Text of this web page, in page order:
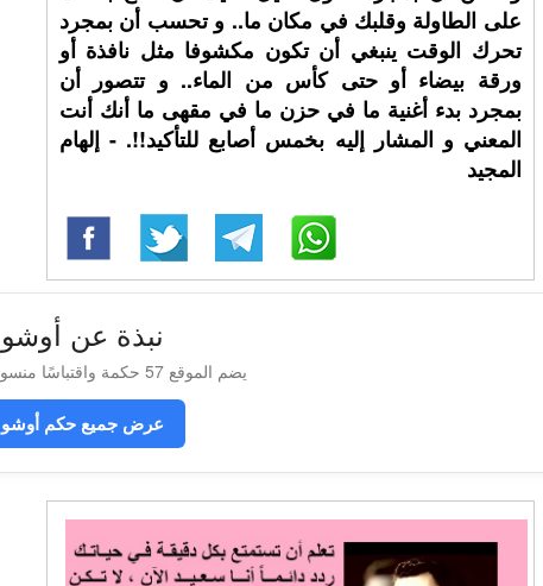
على الطاولة وقلبك في مكان ما.. و تحسب أن بمجرد
تحرك الوقت ينبغي أن تكون مكشوفا مثل نافذة أو
ورقة بيضاء أو حتى كأس من الماء.. و تتصور أن
بمجرد بدء أغنية ما في حزن ما في مقهى ما أنك أنت
المعني و المشار إليه بخمس أصابع للتأكيد!!. - إلهام
المجيد
نبذة عن أوشو
يضم الموقع 57 حكمة واقتباسًا منسوبة إلى أوشو
عرض جميع حكم أوشو